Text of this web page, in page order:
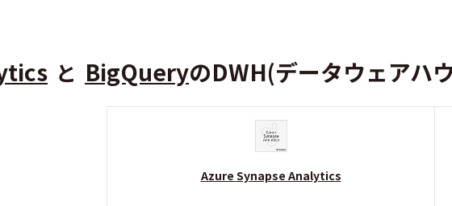
と BigQueryのDWH(データウェアハ
Azure Synapse Analytics